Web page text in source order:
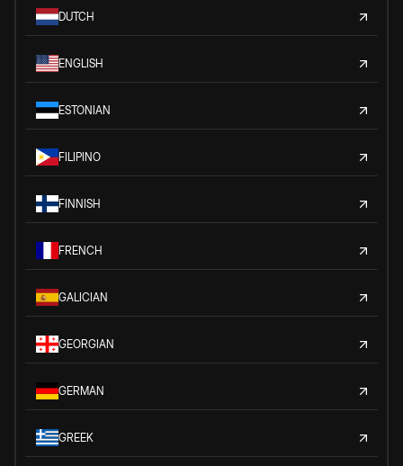
DUTCH
ENGLISH
ESTONIAN
FILIPINO
FINNISH
FRENCH
GALICIAN
GEORGIAN
GERMAN
GREEK